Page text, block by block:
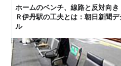
ホームのベンチ、線路と反対向
Ｒ伊丹駅の工夫とは：朝日新聞デ
ル